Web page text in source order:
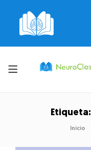
Toggle
menu
Etiqueta:
Inicio